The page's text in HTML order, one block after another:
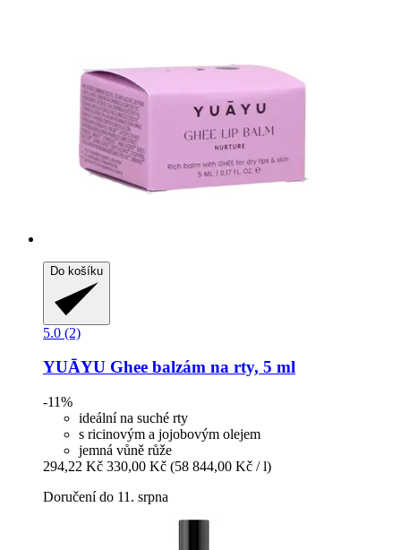
Do košíku
5.0 (2)
YUĀYU Ghee balzám na rty, 5 ml
-11%
ideální na suché rty
s ricinovým a jojobovým olejem
jemná vůně růže
294,22 Kč 330,00 Kč (58 844,00 Kč / l)
Doručení do 11. srpna